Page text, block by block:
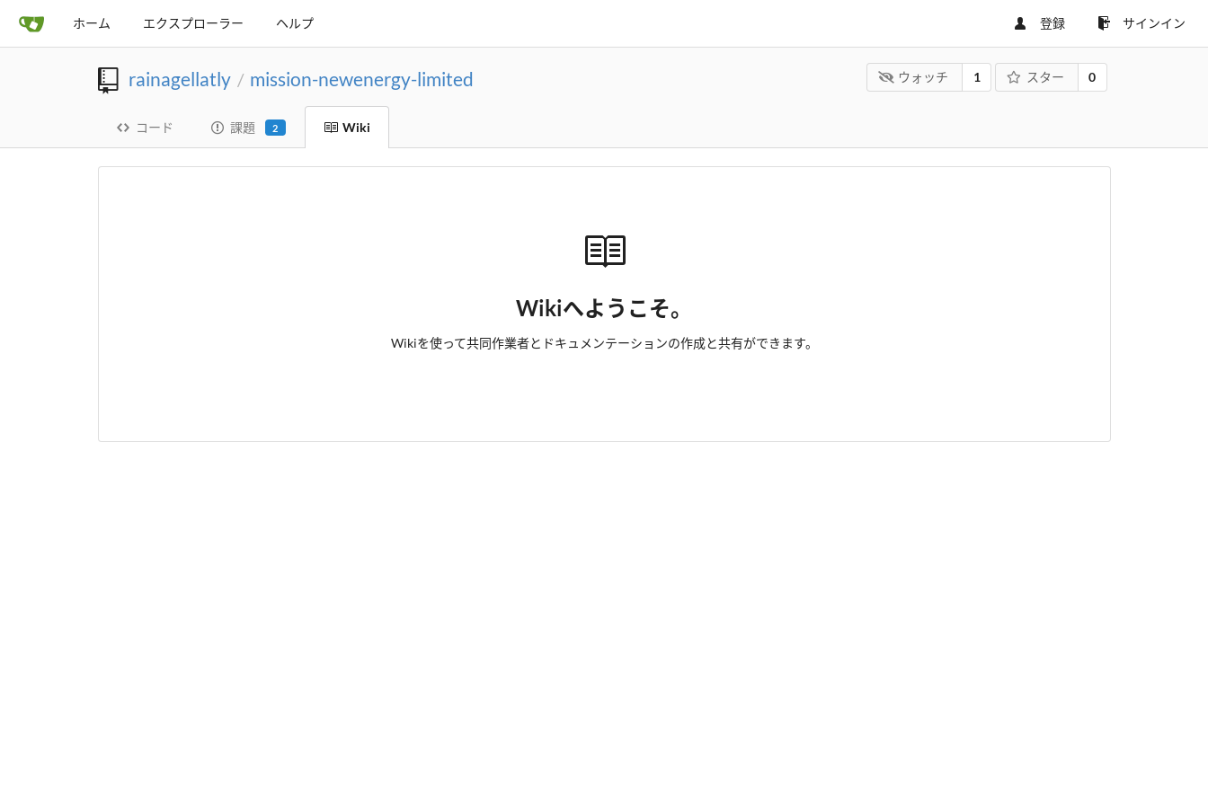
ホーム エクスプローラー ヘルプ 登録 サインイン
rainagellatly / mission-newenergy-limited ウォッチ 1 スター 0
コード 課題 2 Wiki
Wikiへようこそ。
Wikiを使って共同作業者とドキュメンテーションの作成と共有ができます。